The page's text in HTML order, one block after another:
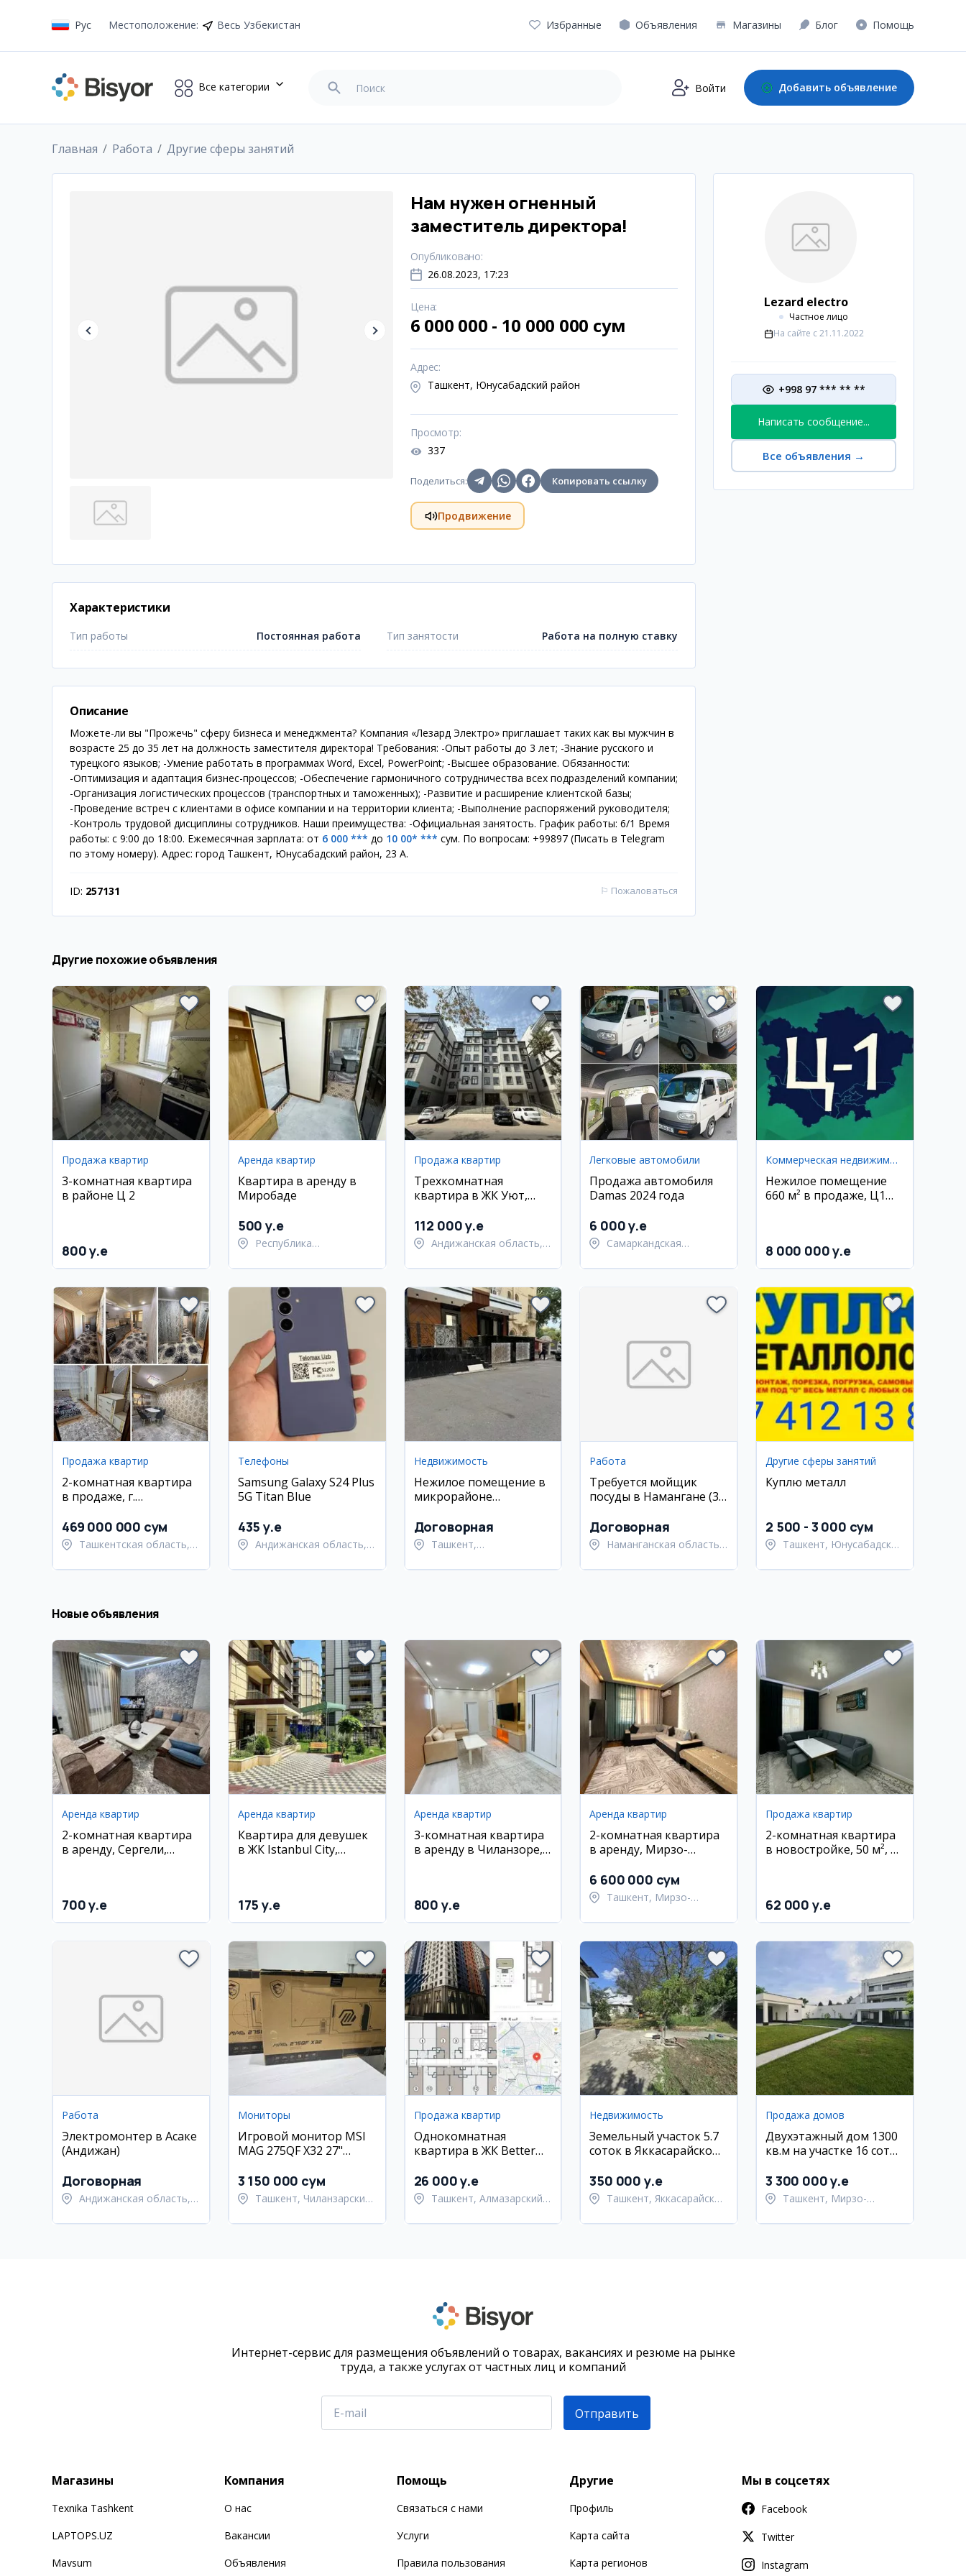
Рус Местоположение: Весь Узбекистан Избранные Объявления Магазины Блог Помощь
Все категории Войти Добавить объявление
Главная Работа Другие сферы занятий
Нам нужен огненный
заместитель директора!
Опубликовано:
26.08.2023, 17:23
Цена:
6 000 000 - 10 000 000 сум
Адрес:
Ташкент, Юнусабадский район
Просмотр:
337
Поделиться: Копировать ссылку
Продвижение
Характеристики
Тип работы Постоянная работа Тип занятости Работа на полную ставку
Описание
Можете-ли вы "Прожечь" сферу бизнеса и менеджмента? Компания «Лезард Электро» приглашает таких как вы мужчин в
возрасте 25 до 35 лет на должность заместителя директора! Требования: -Опыт работы до 3 лет; -Знание русского и
турецкого языков; -Умение работать в программах Word, Excel, PowerPoint; -Высшее образование. Обязанности:
-Оптимизация и адаптация бизнес-процессов; -Обеспечение гармоничного сотрудничества всех подразделений компании;
-Организация логистических процессов (транспортных и таможенных); -Рaзвитие и расширение клиентской базы;
-Проведение встреч с клиентами в офисе компании и на территории клиента; -Выполнение распоряжений руководителя;
-Контроль трудовой дисциплины сотрудников. Наши преимущества: -Официальная занятость. График работы: 6/1 Время
работы: с 9:00 до 18:00. Ежемесячная зарплата: от 6 000 *** до 10 00* *** сум. По вопросам: +99897 (Писать в Telegram
по этому номеру). Адрес: город Ташкент, Юнусабадский район, 23 А.
ID: 257131 ⚐ Пожаловаться
Lezard electro
Частное лицо
На сайте с 21.11.2022
+998 97 *** ** **
Написать сообщение...
Все объявления →
Другие похожие объявления
Продажа квартир
3-комнатная квартира
в районе Ц 2
800 y.e
Аренда квартир
Квартира в аренду в
Миробаде
500 y.e
Республика
Нукусский район
Продажа квартир
Трехкомнатная
квартира в ЖК Уют,
112 000 y.e
Андижанская область,
Легковые автомобили
Продажа автомобиля
Damas 2024 года
6 000 y.e
Самаркандская
Самаркандский район
Коммерческая недвижимость
Нежилое помещение
660 м² в продаже, Ц1
8 000 000 y.e
Продажа квартир
2-комнатная квартира
в продаже, г.
Ташкентская область
469 000 000 сум
Ташкентская область,
Телефоны
Samsung Galaxy S24 Plus
5G Titan Blue
435 y.e
Андижанская область,
Недвижимость
Нежилое помещение в
микрорайоне
Договорная
Ташкент,
Работа
Требуется мойщик
посуды в Намангане (3
Договорная
Наманганская область,
Другие сферы занятий
Куплю металл
2 500 - 3 000 сум
Ташкент, Юнусабадский
Новые объявления
Аренда квартир
2-комнатная квартира
в аренду, Сергели,
700 y.e
Аренда квартир
Квартира для девушек
в ЖК Istanbul City,
175 y.e
Аренда квартир
3-комнатная квартира
в аренду в Чиланзоре,
800 y.e
Аренда квартир
2-комнатная квартира
в аренду, Мирзо-
Паркентская
6 600 000 сум
Ташкент, Мирзо-
Продажа квартир
2-комнатная квартира
в новостройке, 50 м², 3
62 000 y.e
Работа
Электромонтер в Асаке
(Андижан)
Договорная
Андижанская область,
Мониторы
Игровой монитор MSI
MAG 275QF X32 27"
3 150 000 сум
Ташкент, Чиланзарский
Продажа квартир
Однокомнатная
квартира в ЖК Better
район
26 000 y.e
Ташкент, Алмазарский
Недвижимость
Земельный участок 5.7
соток в Яккасарайском
350 000 y.e
Ташкент, Яккасарайский
Продажа домов
Двухэтажный дом 1300
кв.м на участке 16 соток
районе
3 300 000 y.e
Ташкент, Мирзо-
Интернет-сервис для размещения объявлений о товарах, вакансиях и резюме на рынке
труда, а также услугах от частных лиц и компаний
Отправить
Магазины
Texnika Tashkent
LAPTOPS.UZ
Mavsum
Компания
О нас
Вакансии
Объявления
Помощь
Связаться с нами
Услуги
Правила пользования
Другие
Профиль
Карта сайта
Карта регионов
Мы в соцсетях
Facebook
Twitter
Instagram